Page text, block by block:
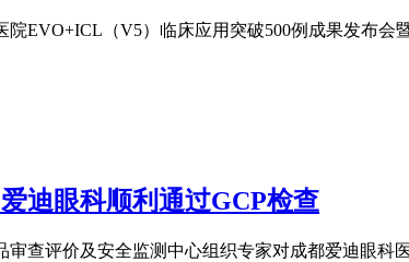
院EVO+ICL（V5）临床应用突破500例成果发布
迪眼科顺利通过GCP检查
审查评价及安全监测中心组织专家对成都爱迪眼